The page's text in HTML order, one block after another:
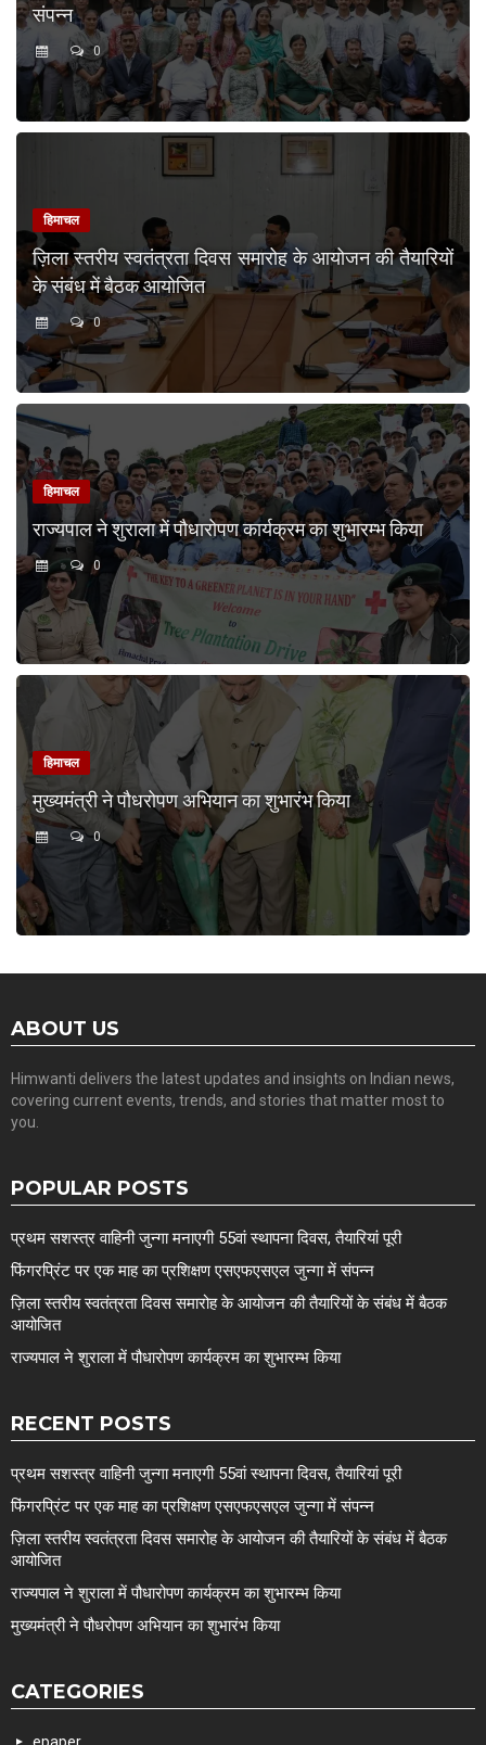
संपन्न
0
हिमाचल
ज़िला स्तरीय स्वतंत्रता दिवस समारोह के आयोजन की तैयारियों
के संबंध में बैठक आयोजित
0
हिमाचल
राज्यपाल ने शुराला में पौधारोपण कार्यक्रम का शुभारम्भ किया
0
हिमाचल
मुख्यमंत्री ने पौधरोपण अभियान का शुभारंभ किया
0
ABOUT US
Himwanti delivers the latest updates and insights on Indian news,
covering current events, trends, and stories that matter most to
you.
POPULAR POSTS
प्रथम सशस्त्र वाहिनी जुन्गा मनाएगी 55वां स्थापना दिवस, तैयारियां पूरी
फिंगरप्रिंट पर एक माह का प्रशिक्षण एसएफएसएल जुन्गा में संपन्न
ज़िला स्तरीय स्वतंत्रता दिवस समारोह के आयोजन की तैयारियों के संबंध में बैठक
आयोजित
राज्यपाल ने शुराला में पौधारोपण कार्यक्रम का शुभारम्भ किया
RECENT POSTS
प्रथम सशस्त्र वाहिनी जुन्गा मनाएगी 55वां स्थापना दिवस, तैयारियां पूरी
फिंगरप्रिंट पर एक माह का प्रशिक्षण एसएफएसएल जुन्गा में संपन्न
ज़िला स्तरीय स्वतंत्रता दिवस समारोह के आयोजन की तैयारियों के संबंध में बैठक
आयोजित
राज्यपाल ने शुराला में पौधारोपण कार्यक्रम का शुभारम्भ किया
मुख्यमंत्री ने पौधरोपण अभियान का शुभारंभ किया
CATEGORIES